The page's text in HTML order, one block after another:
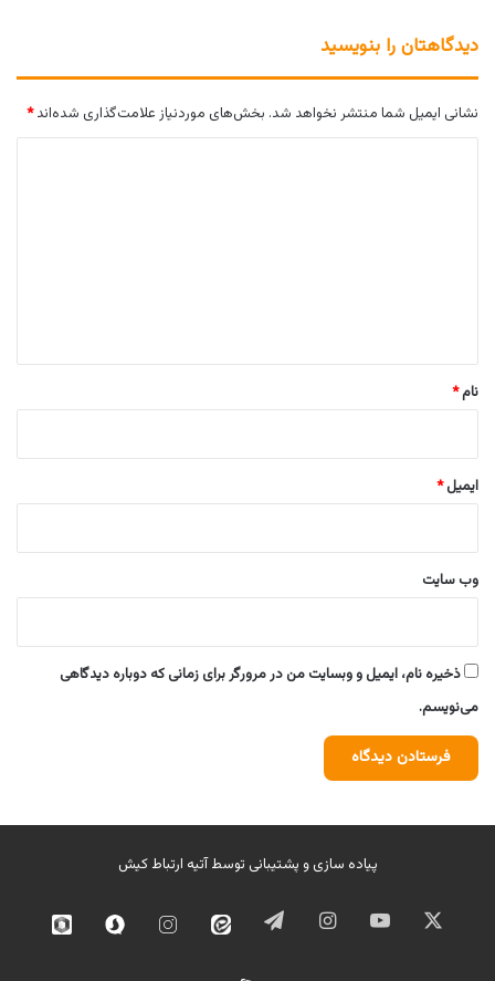
دیدگاهتان را بنویسید
نشانی ایمیل شما منتشر نخواهد شد. بخش‌های موردنیاز علامت‌گذاری شده‌اند*
نام*
ایمیل*
وب‌ سایت
ذخیره نام، ایمیل و وبسایت من در مرورگر برای زمانی که دوباره دیدگاهی
می‌نویسم.
پیاده سازی و پشتیبانی توسطآتیه ارتباط کیش
ایکس یوتیوب اینستاگرامتلگرام ایتا
اینستاگرامسروش